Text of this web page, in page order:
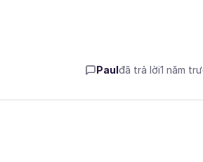
Paulđã trả lời1 năm